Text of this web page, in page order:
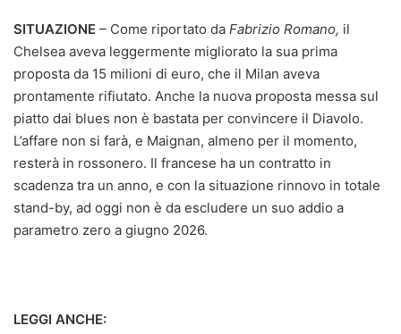
SITUAZIONE – Come riportato da Fabrizio Romano, il
Chelsea aveva leggermente migliorato la sua prima
proposta da 15 milioni di euro, che il Milan aveva
prontamente rifiutato. Anche la nuova proposta messa sul
piatto dai blues non è bastata per convincere il Diavolo.
L’affare non si farà, e Maignan, almeno per il momento,
resterà in rossonero. Il francese ha un contratto in
scadenza tra un anno, e con la situazione rinnovo in totale
stand-by, ad oggi non è da escludere un suo addio a
parametro zero a giugno 2026.
LEGGI ANCHE: